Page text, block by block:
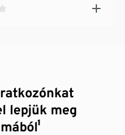
lepjük meg